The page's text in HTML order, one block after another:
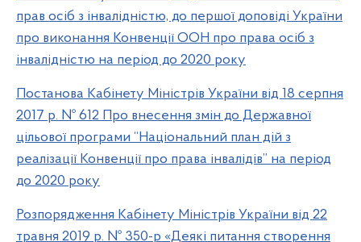
прав осіб з інвалідністю, до першої доповіді України
про виконання Конвенції ООН про права осіб з
інвалідністю на період до 2020 року
Постанова Кабінету Міністрів України від 18 серпня
2017 р. № 612 Про внесення змін до Державної
цільової програми “Національний план дій з
реалізації Конвенції про права інвалідів” на період
до 2020 року
Розпорядження Кабінету Міністрів України від 22
травня 2019 р. № 350-р «Деякі питання створення